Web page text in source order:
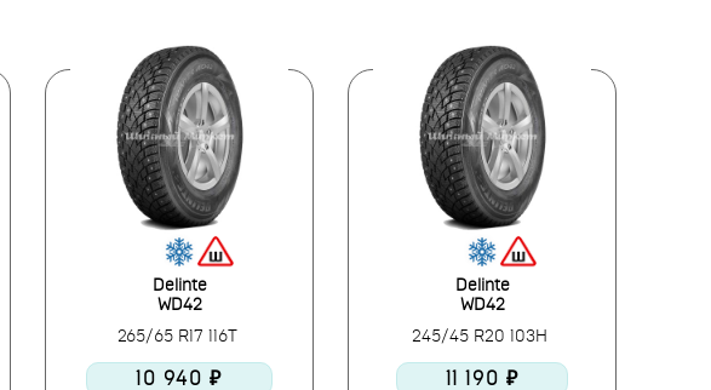
Delinte
WD42
265/65 R17 116T
10 940 ₽
Delinte
WD42
245/45 R20 103H
11 190 ₽